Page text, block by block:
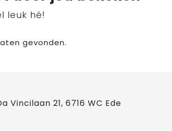
leuk hé!
gevonden.
Vincilaan 21, 6716 WC Ede